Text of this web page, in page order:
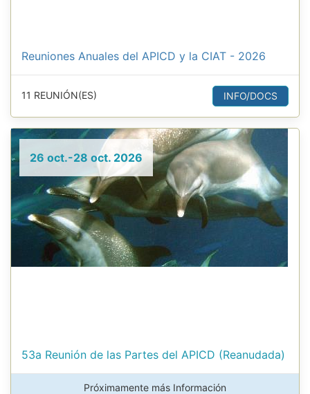
Reuniones Anuales del APICD y la CIAT - 2026
11 REUNIÓN(ES) INFO/DOCS
26 oct.-28 oct. 2026
53a Reunión de las Partes del APICD (Reanudada)
Próximamente más Información